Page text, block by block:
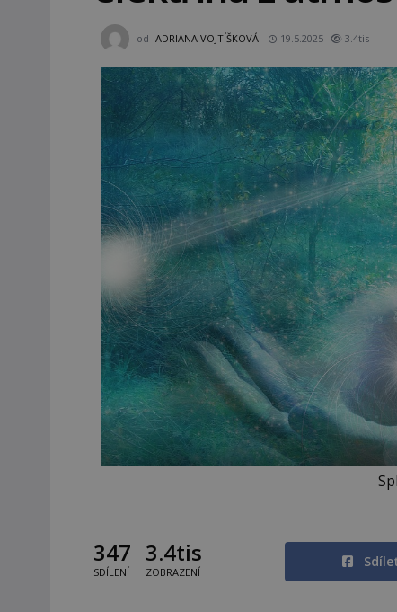
od ADRIANA VOJTÍŠKOVÁ 19.5.2025 3.4tis
347
SDÍLENÍ
3.4tis
ZOBRAZENÍ